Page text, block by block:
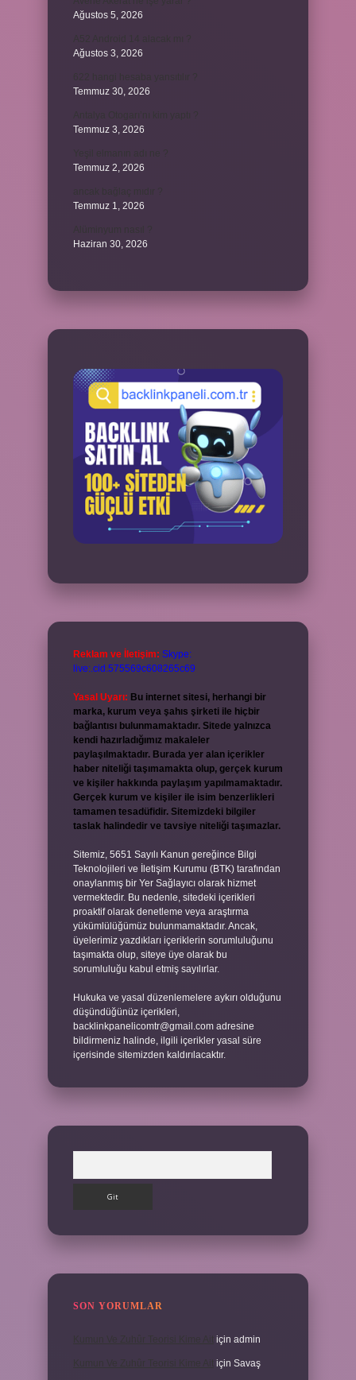
Ağustos 5, 2026
Ağustos 3, 2026
Temmuz 30, 2026
Temmuz 3, 2026
Temmuz 2, 2026
Temmuz 1, 2026
Haziran 30, 2026
Reklam ve İletişim: Skype:
live:.cid.575569c608265c69
Yasal Uyarı: Bu internet sitesi, herhangi bir
marka, kurum veya şahıs şirketi ile hiçbir
bağlantısı bulunmamaktadır. Sitede yalnızca
kendi hazırladığımız makaleler
paylaşılmaktadır. Burada yer alan içerikler
haber niteliği taşımamakta olup, gerçek kurum
ve kişiler hakkında paylaşım yapılmamaktadır.
Gerçek kurum ve kişiler ile isim benzerlikleri
tamamen tesadüfidir. Sitemizdeki bilgiler
taslak halindedir ve tavsiye niteliği taşımazlar.
Sitemiz, 5651 Sayılı Kanun gereğince Bilgi
Teknolojileri ve İletişim Kurumu (BTK) tarafından
onaylanmış bir Yer Sağlayıcı olarak hizmet
vermektedir. Bu nedenle, sitedeki içerikleri
proaktif olarak denetleme veya araştırma
yükümlülüğümüz bulunmamaktadır. Ancak,
üyelerimiz yazdıkları içeriklerin sorumluluğunu
taşımakta olup, siteye üye olarak bu
sorumluluğu kabul etmiş sayılırlar.
Hukuka ve yasal düzenlemelere aykırı olduğunu
düşündüğünüz içerikleri,
backlinkpanelicomtr@gmail.com adresine
bildirmeniz halinde, ilgili içerikler yasal süre
içerisinde sitemizden kaldırılacaktır.
SON YORUMLAR
için admin
için Savaş